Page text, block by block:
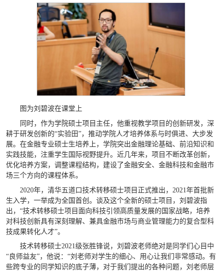
图为刘碧波在课堂上
同时，作为学院硕士项目主任，他重视教学项目的创新研发，深
耕于研发创新的“实验田”，推动学院人才培养体系与时俱进、大步发
展。在金融专业硕士生培养上，学院突出金融理论基础、前沿知识和
实践技能，注重学生国际视野提升。近几年来，项目不断改革创新，
优化培养方案，调整课程结构，建设了金融安全、金融科技和金融市
场三个方向的课程体系。
2020年，清华五道口技术转移硕士项目正式推出，2021年首批新
生入学，一举成为全国首创。谈及这个全新的硕士项目，刘碧波指
出，“技术转移硕士项目面向科技引领高质量发展的国家战略，培养
对科技创新具有深刻理解、兼具金融市场与商业管理能力的复合型科
技成果转化人才”。
技术转移硕士2021级张胜锋说，刘碧波老师绝对是同学们心目中
“良师益友”，他说：“刘老师对学生的细心、用心让我们非常感动。有
些跨专业的同学知识的底子薄，对于我们提出的各种问题，刘老师层